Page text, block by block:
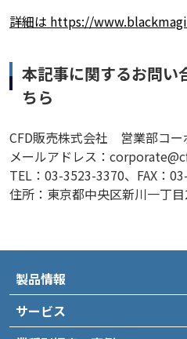
詳細は https://
本記事に関するお問い
ちら
CFD販売株式会社 営業部コー
メールアドレス：
TEL：03-3523-3370、FAX：
住所：東京都中央区新川一丁
製品情報
サービス